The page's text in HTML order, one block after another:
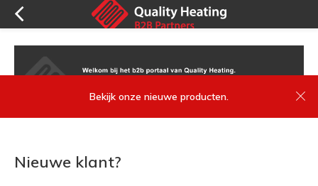
Bekijk onze nieuwe producten.
Nieuwe klant?